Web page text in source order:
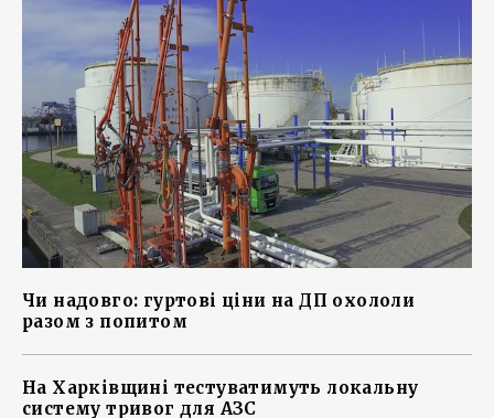
Чи надовго: гуртові ціни на ДП охололи
разом з попитом
На Харківщині тестуватимуть локальну
систему тривог для АЗС